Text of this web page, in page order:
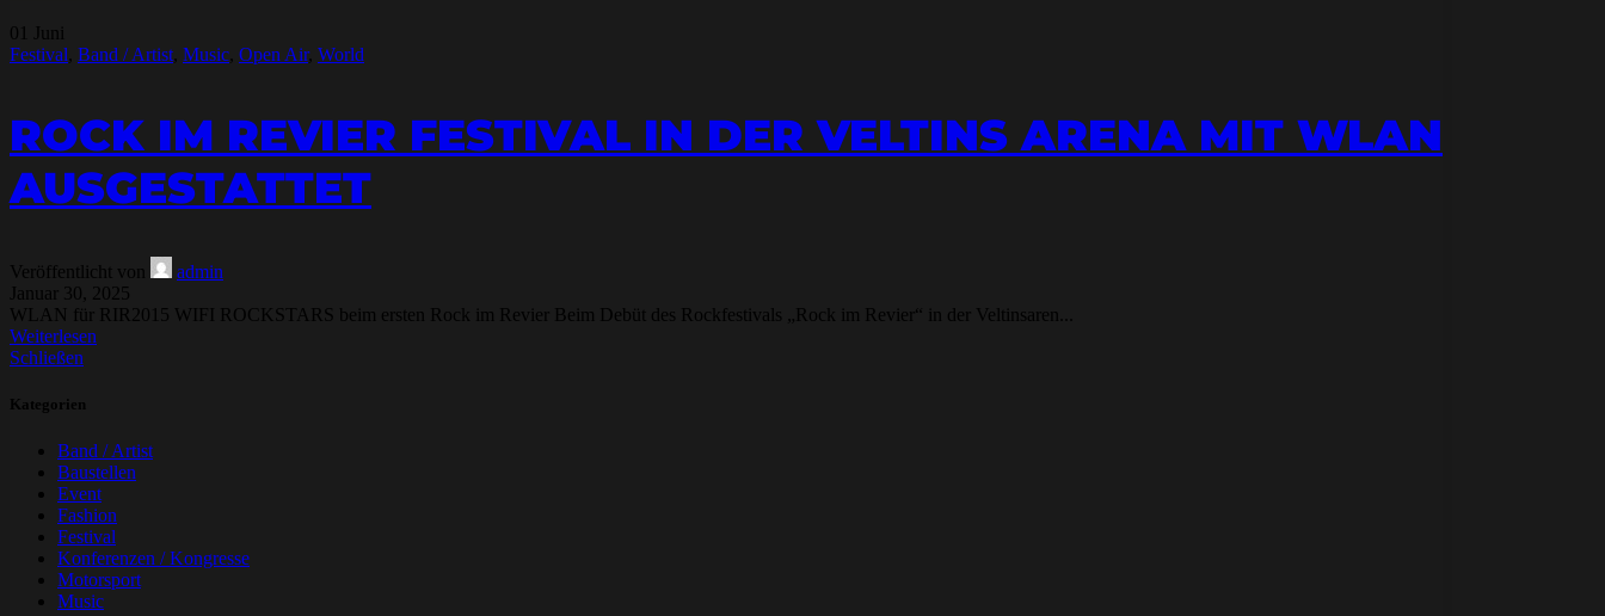
01 Juni
Festival Band / Artist Music Open Air, World
ROCK IM REVIER FESTIVAL IN DER VELTINS ARENA MIT WLAN
AUSGESTATTET
Veröffentlicht von
admin
Januar 30, 2025
WLAN für RIR2015 WIFI ROCKSTARS beim ersten Rock im Revier Beim Debüt des Rockfestivals „Rock im Revier“ in der Veltinsaren...
Weiterlesen
Schließen
Kategorien
Band / Artist
Baustellen
Event
Fashion
Festival
Konferenzen / Kongresse
Motorsport
Music